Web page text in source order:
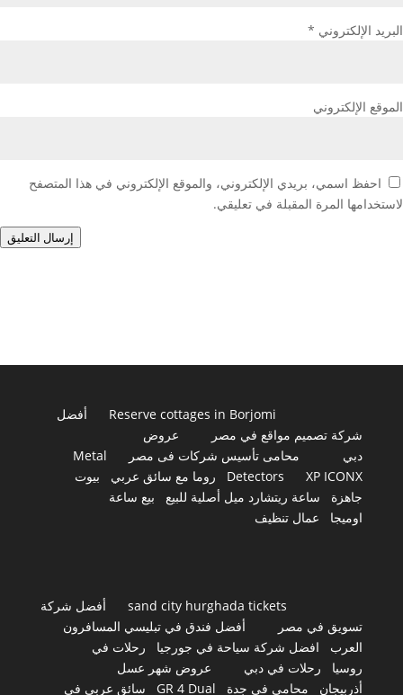
البريد الإلكتروني *
الموقع الإلكتروني
احفظ اسمي، بريدي الإلكتروني، والموقع الإلكتروني في هذا المتصفح
لاستخدامها المرة المقبلة في تعليقي.
إرسال التعليق
Reserve cottages in Borjomi
أفضل
شركة تصميم مواقع في مصر
عروض
دبي
محامى تأسيس شركات فى مصر
Metal
Detectors
XP ICONX روما مع سائق عربي
بيوت
جاهزة
ساعة ريتشارد ميل أصلية للبيع
بيع ساعة
اوميجا
عمال تنظيف
sand city hurghada tickets
أفضل شركة
تسويق في مصر
أفضل فندق في تبليسي المسافرون
العرب
افضل شركة سياحة في جورجيا
رحلات في
روسيا
رحلات في دبي
عروض شهر عسل
أذربيجان
محامي في جدة GR 4 Dual سائق عربي في